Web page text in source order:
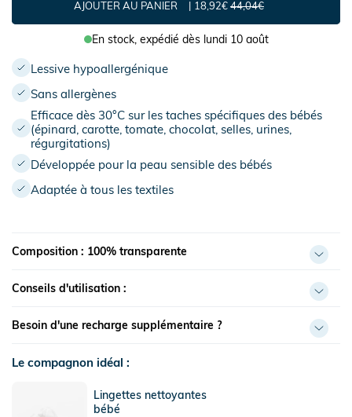
AJOUTER AU PANIER 18,92€44,04€
En stock,expédié dès lundi 10 août
Lessive hypoallergénique
Sans allergènes
Efficace dès 30°C sur les taches spécifiques des bébés
(épinard, carotte, tomate, chocolat, selles, urines,
régurgitations)
Développée pour la peau sensible des bébés
Adaptée à tous les textiles
Composition : 100% transparente
Conseils d'utilisation :
Besoin d'une recharge supplémentaire ?
Le compagnon idéal :
Lingettes nettoyantes
bébé